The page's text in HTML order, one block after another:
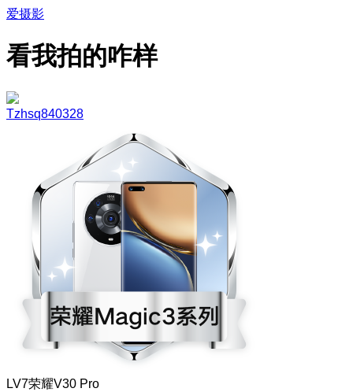
爱摄影
看我拍的咋样
Tzhsq840328
LV7荣耀V30 Pro